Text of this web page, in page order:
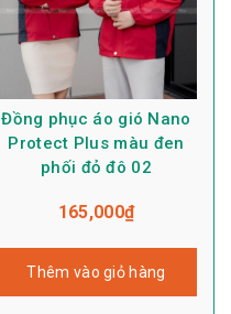
Đồng phục áo gió Nano
Protect Plus màu đen
phối đỏ đô 02
165,000₫
Thêm vào giỏ hàng